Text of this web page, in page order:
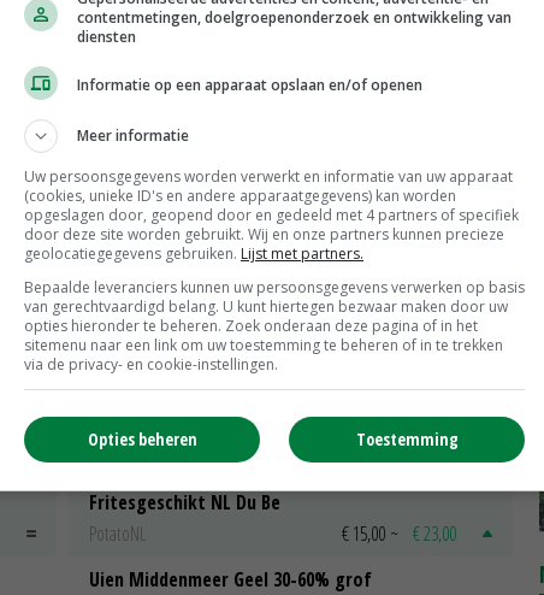
Duitse boer wil weer jagen op wolf
18-04-2018
14-04-2018
Het is hier gevaarlijk voor de wolf
07-04-2018
Scharreleieren maat 59
Barneveld
€ 12,00 € 0,00
Fritesgeschikt NL Du Be
PotatoNL
€ 15,00 ~ € 23,00
Uien Middenmeer Geel 30-60% grof
contentmetingen, doelgroepenonderzoek en ontwikkeling van
diensten
Informatie op een apparaat opslaan en/of openen
Meer informatie
Uw persoonsgegevens worden verwerkt en informatie van uw apparaat
(cookies, unieke ID's en andere apparaatgegevens) kan worden
opgeslagen door, geopend door en gedeeld met 4 partners of specifiek
door deze site worden gebruikt. Wij en onze partners kunnen precieze
geolocatiegegevens gebruiken. Lijst met partners.
Bepaalde leveranciers kunnen uw persoonsgegevens verwerken op basis
van gerechtvaardigd belang. U kunt hiertegen bezwaar maken door uw
opties hieronder te beheren. Zoek onderaan deze pagina of in het
sitemenu naar een link om uw toestemming te beheren of in te trekken
via de privacy- en cookie-instellingen.
Toestemming
Opties beheren